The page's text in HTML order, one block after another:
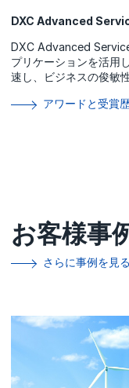
DXC Advanced
DXC Advanced
プリケーションを活用
速し、ビジネスの俊敏
アワードと受賞
お客様事
さらに事例を見る